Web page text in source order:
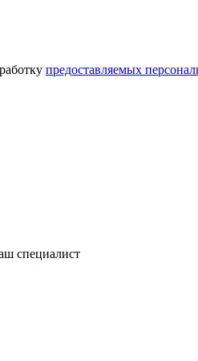
предоставляемых
специалист